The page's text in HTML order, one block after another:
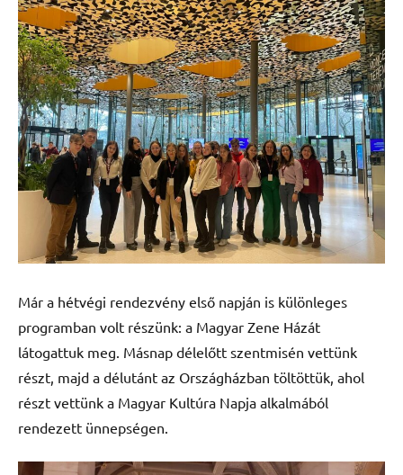
Már a hétvégi rendezvény első napján is különleges
programban volt részünk: a Magyar Zene Házát
látogattuk meg. Másnap délelőtt szentmisén vettünk
részt, majd a délutánt az Országházban töltöttük, ahol
részt vettünk a Magyar Kultúra Napja alkalmából
rendezett ünnepségen.